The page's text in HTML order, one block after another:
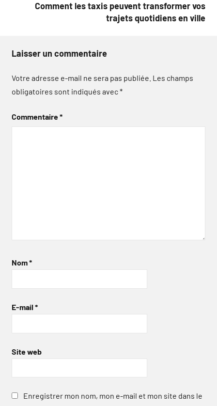
Comment les taxis peuvent transformer vos
trajets quotidiens en ville
Laisser un commentaire
Votre adresse e-mail ne sera pas publiée. Les champs
obligatoires sont indiqués avec*
Commentaire*
Nom*
E-mail *
Site web
Enregistrer mon nom, mon e-mail et mon site dans le